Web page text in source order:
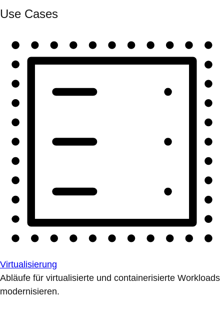
Use Cases
Virtualisierung
Abläufe für virtualisierte und containerisierte Workloads
modernisieren.